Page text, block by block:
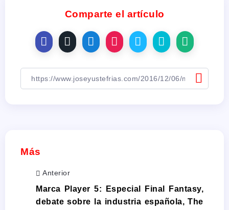
Comparte el artículo
Más
Anterior
Marca Player 5: Especial Final Fantasy,
debate sobre la industria española, The